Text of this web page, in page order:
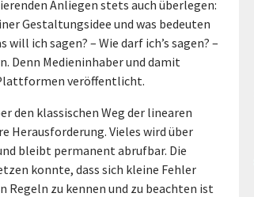
Anliegen stets auch überlegen:
Gestaltungsidee und was bedeuten
ich sagen? – Wie darf ich’s sagen? –
Denn Medieninhaber und damit
veröffentlicht.
den klassischen Weg der linearen
Herausforderung. Vieles wird über
bleibt permanent abrufbar. Die
konnte, dass sich kleine Fehler
Regeln zu kennen und zu beachten ist